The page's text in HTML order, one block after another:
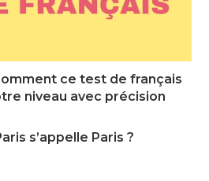
ce test de français
niveau avec précision
s’appelle Paris ?